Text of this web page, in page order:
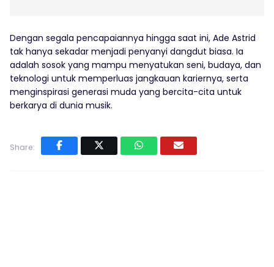
Dengan segala pencapaiannya hingga saat ini, Ade Astrid
tak hanya sekadar menjadi penyanyi dangdut biasa. Ia
adalah sosok yang mampu menyatukan seni, budaya, dan
teknologi untuk memperluas jangkauan kariernya, serta
menginspirasi generasi muda yang bercita-cita untuk
berkarya di dunia musik.
Share: